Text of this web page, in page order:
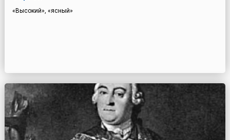
«Высокий», «ясный»